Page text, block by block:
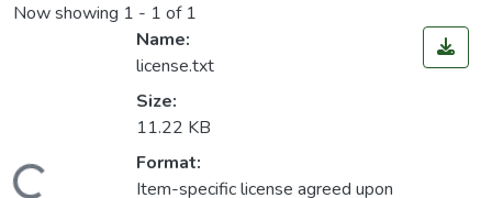
Now showing 1 - 1 of 1
Name:
license.txt
Size:
11.22 KB
Format:
Item-specific license agreed upon